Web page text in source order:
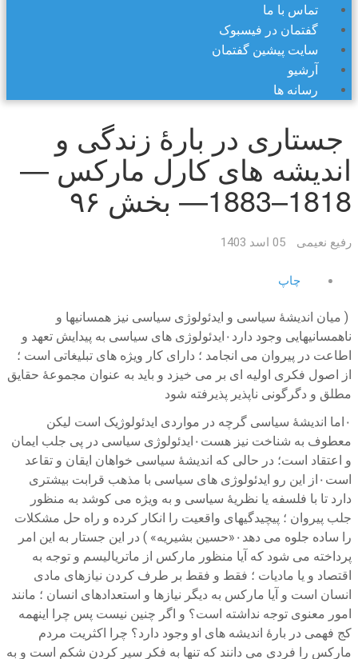
تماس با ما
گفتمان در فیسبوک
سایت پیشین گفتمان
آرشیو
رسانه ها
جستاری در بارهٔ زندگی و
اندیشه های کارل مارکس —
1818–1883— بخش ۹۶
رفیع نعیمی 05 اسد 1403
چاپ
( میان اندیشهٔ سیاسی و ایدئولوژی سیاسی نیز همسانیها و
ناهمسانیهایی وجود دارد۰ایدئولوژی های سیاسی به پیدایش تعهد و
اطاعت در پیروان می انجامد ؛ دارای کار ویژه های تبلیغاتی است ؛
از اصول فکری اولیه ای بر می خیزد و باید به عنوان مجموعهٔ حقایق
مطلق و دگرگونی ناپذیر پذیرفته شود
۰اما اندیشهٔ سیاسی گرچه در مواردی ایدئولوژیک است لیکن
معطوف به شناخت نیز هست۰ایدئولوژی سیاسی در پی جلب ایمان
و اعتقاد است؛ در حالی که اندیشهٔ سیاسی خواهان ایقان و تقاعد
است۰از این رو ایدئولوژی های سیاسی با مذهب قرابت بیشتری
دارد تا با فلسفه یا نظریهٔ سیاسی و به ویژه می کوشد به منظور
جلب پیروان ؛ پیچیدگیهای واقعیت را انکار کرده و راه حل مشکلات
را ساده جلوه می دهد۰«حسین بشیریه» ) در این جستار به این امر
پرداخته می شود که آیا منظور مارکس از ماتریالیسم و توجه به
اقتصاد و یا مادیات ؛ فقط و فقط بر طرف کردن نیازهای مادی
انسان است و آیا مارکس به دیگر نیازها و استعدادهای انسان ؛ مانند
امور معنوی توجه نداشته است؟ و اگر چنین نیست پس چرا اینهمه
کج فهمی در بارهٔ اندیشه های او وجود دارد؟ چرا اکثریت مردم
مارکس را فردی می دانند که تنها به فکر سیر کردن شکم است و به